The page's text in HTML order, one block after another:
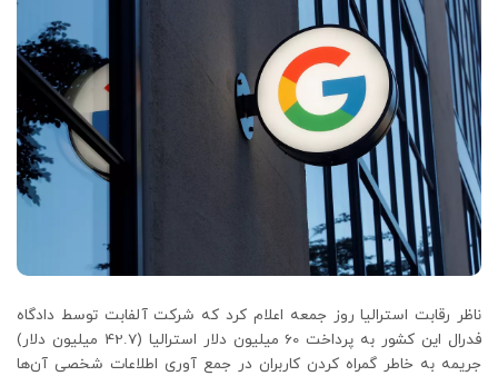
ناظر رقابت استرالیا روز جمعه اعلام کرد که شرکت آلفابت توسط دادگاه
فدرال این کشور به پرداخت 60 میلیون دلار استرالیا (42.7 میلیون دلار)
جریمه به خاطر گمراه کردن کاربران در جمع آوری اطلاعات شخصی آن‌ها